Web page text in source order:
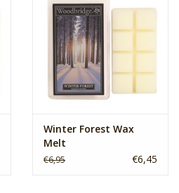
Winter Forest Wax
Melt
€6,95 €6,45